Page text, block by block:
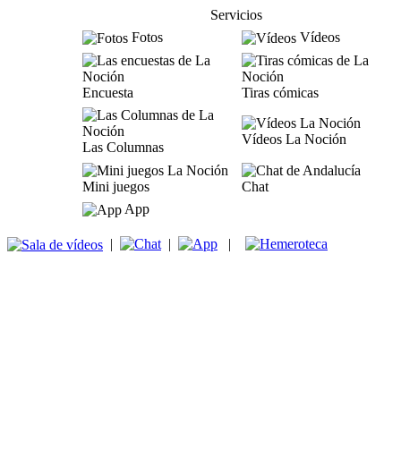
Servicios
Fotos
Vídeos
Encuesta Tiras cómicas
Las Columnas
Vídeos La Noción
Mini juegos
Chat
App
| | |